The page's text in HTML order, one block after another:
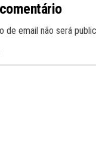
de email não será